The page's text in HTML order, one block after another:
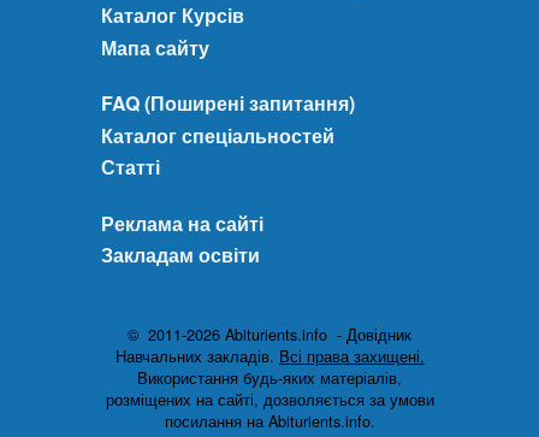
Каталог Курсів
Мапа сайту
FAQ (Поширені запитання)
Каталог спеціальностей
Статті
Реклама на сайті
Закладам освіти
© 2011-2026 Abiturients.info - Довідник
Навчальних закладів. Всі права захищені.
Використання будь-яких матеріалів,
розміщених на сайті, дозволяється за умови
посилання на Abiturients.info.